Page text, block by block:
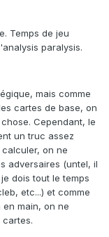
Temps de jeu
paralysis.
mais comme
cartes de base, on
Cependant, le
un truc assez
on ne
adversaires (untel, il
dois tout le temps
etc...) et comme
main, on ne